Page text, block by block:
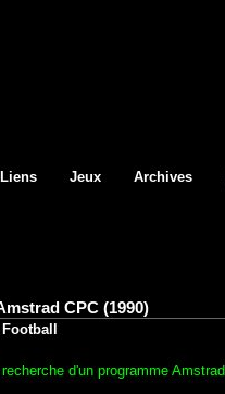
Liens Jeux Archives
CPC (1990)
d'un programme Amstrad